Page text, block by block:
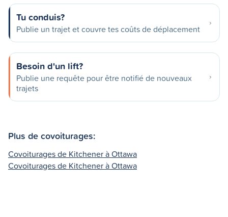
Tu conduis?
Publie un trajet et couvre tes coûts de déplacement
Besoin d'un lift?
Publie une requête pour être notifié de nouveaux
trajets
Plus de covoiturages:
Covoiturages de Kitchener à Ottawa
Covoiturages de Kitchener à Ottawa